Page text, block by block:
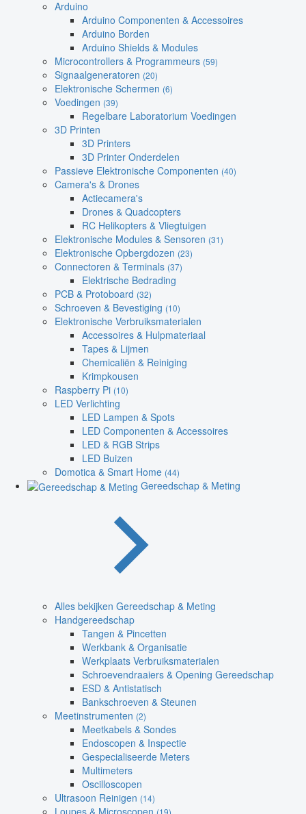
Arduino
Arduino Componenten & Accessoires
Arduino Borden
Arduino Shields & Modules
Microcontrollers & Programmeurs (59)
Signaalgeneratoren (20)
Elektronische Schermen (6)
Voedingen (39)
Regelbare Laboratorium Voedingen
3D Printen
3D Printers
3D Printer Onderdelen
Passieve Elektronische Componenten (40)
Camera's & Drones
Actiecamera's
Drones & Quadcopters
RC Helikopters & Vliegtuigen
Elektronische Modules & Sensoren (31)
Elektronische Opbergdozen (23)
Connectoren & Terminals (37)
Elektrische Bedrading
PCB & Protoboard (32)
Schroeven & Bevestiging (10)
Elektronische Verbruiksmaterialen
Accessoires & Hulpmateriaal
Tapes & Lijmen
Chemicaliën & Reiniging
Krimpkousen
Raspberry Pi (10)
LED Verlichting
LED Lampen & Spots
LED Componenten & Accessoires
LED & RGB Strips
LED Buizen
Domotica & Smart Home (44)
Gereedschap & Meting
Alles bekijken Gereedschap & Meting
Handgereedschap
Tangen & Pincetten
Werkbank & Organisatie
Werkplaats Verbruiksmaterialen
Schroevendraaiers & Opening Gereedschap
ESD & Antistatisch
Bankschroeven & Steunen
Meetinstrumenten (2)
Meetkabels & Sondes
Endoscopen & Inspectie
Gespecialiseerde Meters
Multimeters
Oscilloscopen
Ultrasoon Reinigen (14)
Loupes & Microscopen (19)